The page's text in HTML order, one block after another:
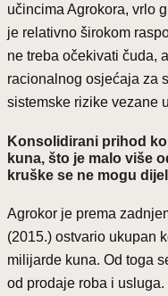
učincima Agrokora, vrlo
je relativno širokom
ne treba očekivati čuda,
racionalnog osjećaja za
sistemske rizike vezane
Konsolidirani prihod
kuna, što je malo više
kruške se ne mogu
Agrokor je prema
(2015.) ostvario ukupan
milijarde kuna. Od toga
od prodaje roba i